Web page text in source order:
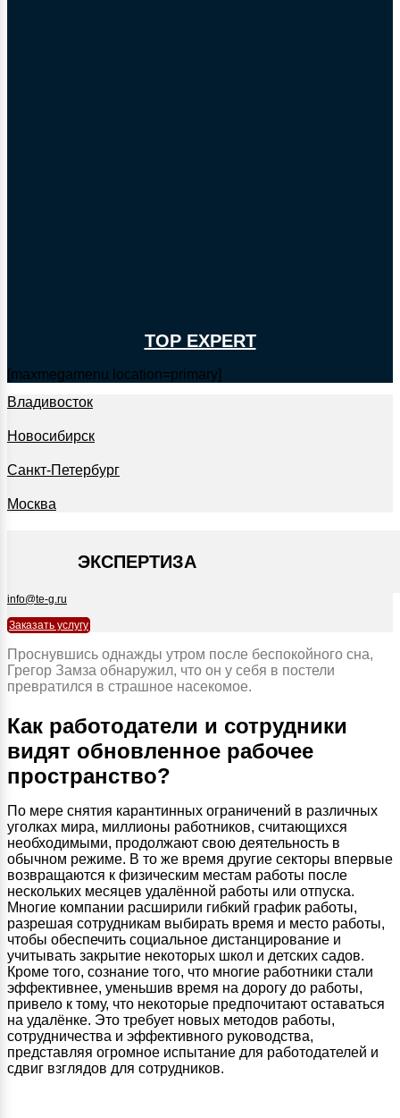
TOP EXPERT
[maxmegamenu location=primary]
Владивосток
Новосибирск
Санкт-Петербург
Москва
ЭКСПЕРТИЗА
info@te-g.ru
Заказать услугу
Проснувшись однажды утром после беспокойного сна,
Грегор Замза обнаружил, что он у себя в постели
превратился в страшное насекомое.
Как работодатели и сотрудники
видят обновленное рабочее
пространство?
По мере снятия карантинных ограничений в различных
уголках мира, миллионы работников, считающихся
необходимыми, продолжают свою деятельность в
обычном режиме. В то же время другие секторы впервые
возвращаются к физическим местам работы после
нескольких месяцев удалённой работы или отпуска.
Многие компании расширили гибкий график работы,
разрешая сотрудникам выбирать время и место работы,
чтобы обеспечить социальное дистанцирование и
учитывать закрытие некоторых школ и детских садов.
Кроме того, сознание того, что многие работники стали
эффективнее, уменьшив время на дорогу до работы,
привело к тому, что некоторые предпочитают оставаться
на удалёнке. Это требует новых методов работы,
сотрудничества и эффективного руководства,
представляя огромное испытание для работодателей и
сдвиг взглядов для сотрудников.